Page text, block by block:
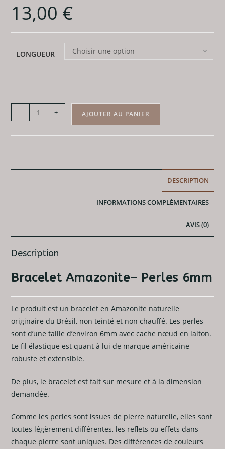
13,00 €
LONGUEUR Choisir une option
quantité
de
Bracelet
Perles
- + AJOUTER AU PANIER
DESCRIPTION
INFORMATIONS COMPLÉMENTAIRES
AVIS (0)
Description
Bracelet Amazonite– Perles 6mm
Le produit est un bracelet en Amazonite naturelle
originaire du Brésil, non teinté et non chauffé. Les perles
sont d’une taille d’environ 6mm avec cache nœud en laiton.
Le fil élastique est quant à lui de marque américaine
robuste et extensible.
De plus, le bracelet est fait sur mesure et à la dimension
demandée.
Comme les perles sont issues de pierre naturelle, elles sont
toutes légèrement différentes, les reflets ou effets dans
chaque pierre sont uniques. Des différences de couleurs